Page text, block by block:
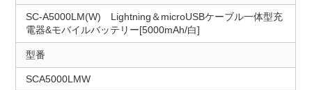
SC-A5000LM(W) Lightning＆microUSBケーブル一体型充
電器&モバイルバッテリー[5000mAh/白]
型番
SCA5000LMW